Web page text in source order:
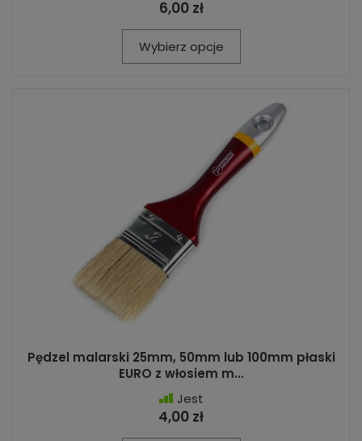
6,00 zł
Wybierz opcje
Pędzel malarski 25mm, 50mm lub 100mm płaski
EURO z włosiem m...
Jest
4,00 zł